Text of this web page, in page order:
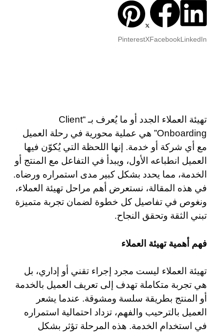
LinkedIn
Facebook
X
Pinterest
تهيئة العملاء الجدد أو ما يُعرف بـ “Client
Onboarding” هي عملية محورية في رحلة العميل
مع أي شركة أو خدمة. إنها اللحظة التي يُكوّن فيها
العميل انطباعه الأول، ويبدأ في التفاعل مع المنتج أو
الخدمة، مما يحدد بشكل كبير مدى استمراره ورضاه.
في هذه المقالة، نستعرض أهم مراحل تهيئة العملاء،
ونغوص في تفاصيل كل خطوة لضمان تجربة متميزة
تبني الثقة وتحقق النجاح.
فهم أهمية تهيئة العملاء
تهيئة العملاء ليست مجرد إجراء تقني أو إداري، بل
هي تجربة متكاملة تهدف إلى تعريف العميل بالخدمة
أو المنتج بطريقة سلسة ومشوقة. عندما يشعر
العميل بالترحيب والفهم، تزداد احتمالية استمراره
في استخدام الخدمة. هذه المرحلة تؤثر بشكل